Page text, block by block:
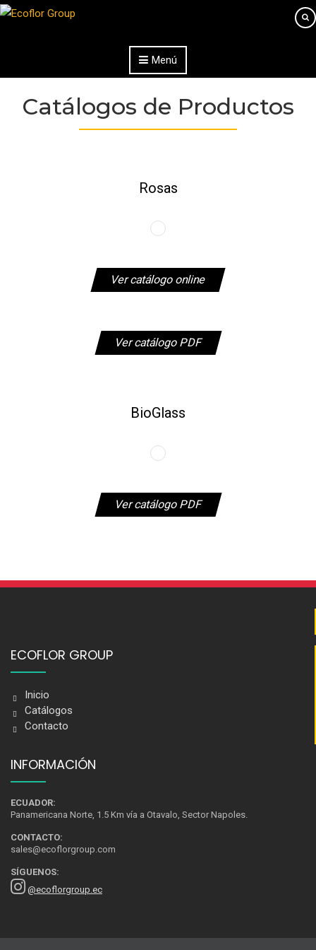
Saltar al contenido
Menú
Catálogos de Productos
Rosas
Ver catálogo online
Ver catálogo PDF
BioGlass
Ver catálogo PDF
ECOFLOR GROUP
Inicio
Catálogos
Contacto
INFORMACIÓN
ECUADOR:
Panamericana Norte, 1.5 Km vía a Otavalo, Sector Napoles.
CONTACTO:
sales@ecoflorgroup.com
SÍGUENOS:
@ecoflorgroup.ec